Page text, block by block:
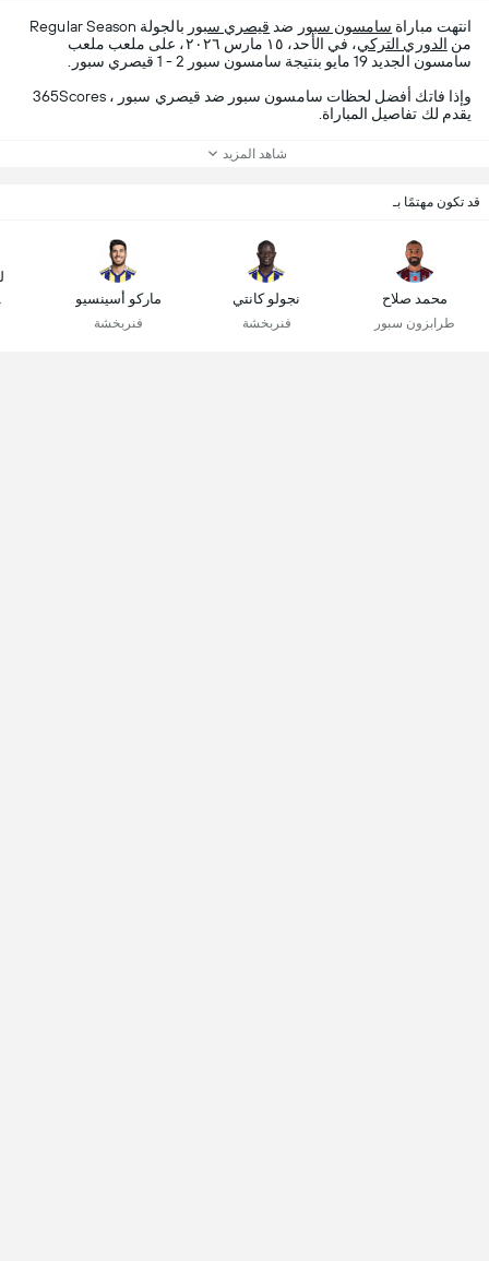
انتهت مباراة سامسون سبور ضد قيصري سبور
بالجولة Regular Season
من الدوري التركي
، في الأحد، ١٥ مارس ٢٠٢٦، على ملعب ملعب
سامسون الجديد 19 مايو بنتيجة سامسون سبور 2 - 1 قيصري سبور.
وإذا فاتك أفضل لحظات سامسون سبور ضد قيصري سبور ، 365Scores
يقدم لك تفاصيل المباراة.
شاهد المزيد
قد تكون مهتمًا بـ
محمد صلاح
طرابزون سبور
نجولو كانتي
فنربخشة
ماركو أسينسيو
فنربخشة